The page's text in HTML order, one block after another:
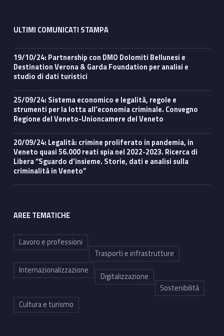
ULTIMI COMUNICATI STAMPA
19/10/24: Partnership con DMO Dolomiti Bellunesi e
Destination Verona & Garda Foundation per analisi e
studio di dati turistici
25/09/24: Sistema economico e legalità, regole e
strumenti per la lotta all’economia criminale. Convegno
Regione del Veneto-Unioncamere del Veneto
20/09/24: Legalità: crimine proliferato in pandemia, in
Veneto quasi 56.000 reati spia nel 2022-2023. Ricerca di
Libera “Sguardo d’insieme. Storie, dati e analisi sulla
criminalità in Veneto”
AREE TEMATICHE
Lavoro e professioni
Trasporti e infrastrutture
Internazionalizzazione
Digitalizzazione
Sostenibilità
Cultura e turismo